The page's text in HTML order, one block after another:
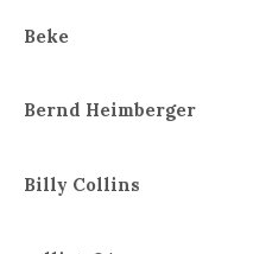
Beke
Bernd Heimberger
Billy Collins